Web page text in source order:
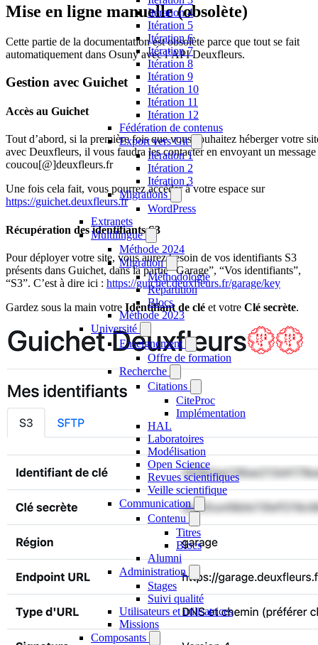
Itération 4
Itération 5
Itération 6
Itération 7
Itération 8
Itération 9
Itération 10
Itération 11
Itération 12
Fédération de contenus
Export vers Git
Itération 1
Itération 2
Itération 3
Migrations
WordPress
Extranets
Multilingue
Méthode 2024
Migration
Méthodologie
Répartition
Blocs
Méthode 2023
Université
Enseignement
Offre de formation
Recherche
Citations
CiteProc
Implémentation
HAL
Laboratoires
Modélisation
Open Science
Revues scientifiques
Veille scientifique
Communication
Contenu
Titres
Blocs
Alumni
Administration
Stages
Suivi qualité
Utilisateurs et utilisatrices
Missions
Composants
Mise en ligne manuelle (obsolète)
Cette partie de la documentation est obsolète parce que tout se fait
automatiquement dans Osuny avec l’API Deuxfleurs.
Gestion avec Guichet
Accès au Guichet
Tout d’abord, si la première fois que vous souhaitez héberger votre
avec Deuxfleurs, il vous faudra les contacter en envoyant un message
coucou[@]deuxfleurs.fr
Une fois cela fait, vous pourrez accéder à votre espace sur
https://guichet.deuxfleurs.fr
Récupération des identifiants S3
Pour déployer votre site, vous aurez besoin de vos identifiants S3
présents dans Guichet, dans la partie “Garage”, “Vos identifiants”,
“S3”. C’est à dire ici : https://guichet.deuxfleurs.fr/garage/key
Gardez sous la main votre Identifiant de clé et votre Clé secrète.